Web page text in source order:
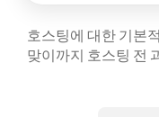
호스팅에 대한 기본
맞이까지 호스팅 전